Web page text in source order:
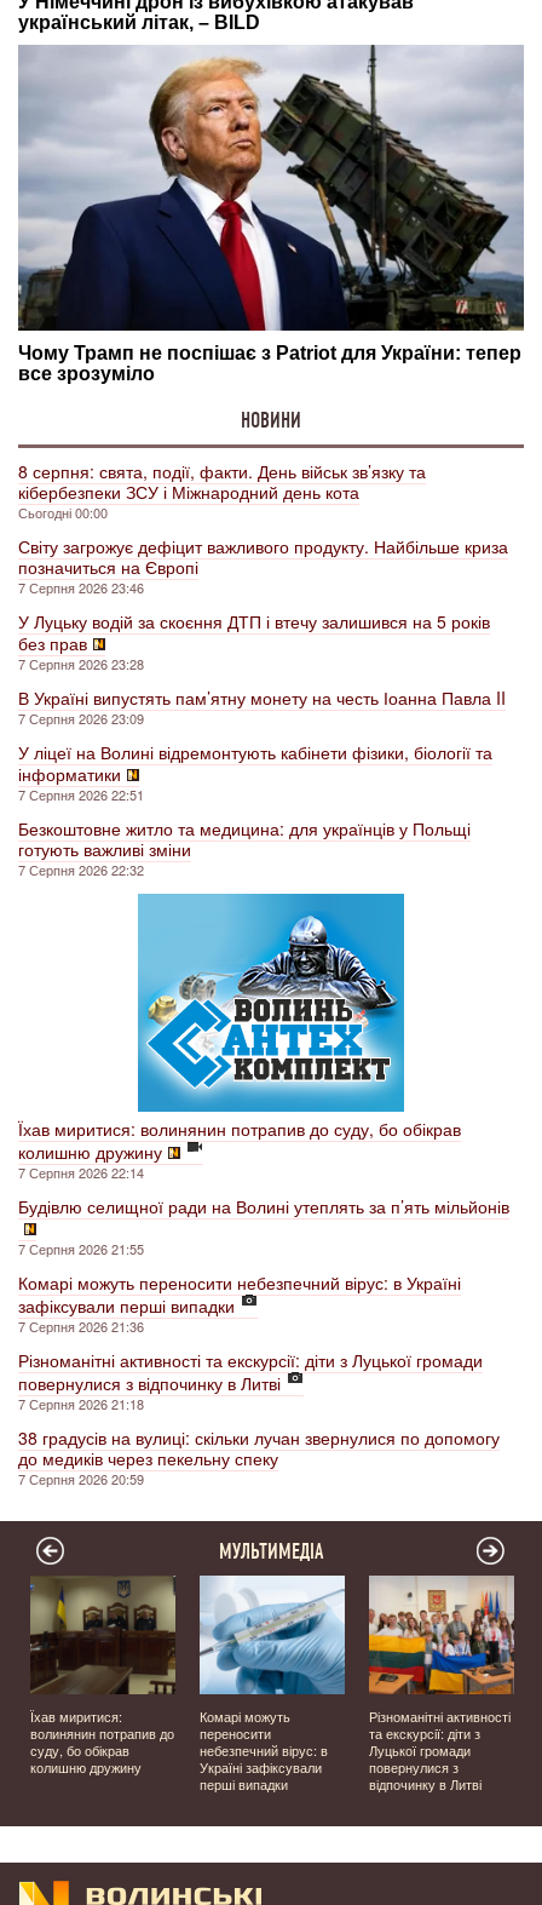
НОВИНИ
8 серпня: свята, події, факти. День військ зв’язку та
кібербезпеки ЗСУ і Міжнародний день кота
Сьогодні 00:00
Світу загрожує дефіцит важливого продукту. Найбільше криза
позначиться на Європі
7 Серпня 2026 23:46
У Луцьку водій за скоєння ДТП і втечу залишився на 5 років
без прав
7 Серпня 2026 23:28
В Україні випустять пам’ятну монету на честь Іоанна Павла II
7 Серпня 2026 23:09
У ліцеї на Волині відремонтують кабінети фізики, біології та
інформатики
7 Серпня 2026 22:51
Безкоштовне житло та медицина: для українців у Польщі
готують важливі зміни
7 Серпня 2026 22:32
Їхав миритися: волинянин потрапив до суду, бо обікрав
колишню дружину
7 Серпня 2026 22:14
Будівлю селищної ради на Волині утеплять за п’ять мільйонів
7 Серпня 2026 21:55
Комарі можуть переносити небезпечний вірус: в Україні
зафіксували перші випадки
7 Серпня 2026 21:36
Різноманітні активності та екскурсії: діти з Луцької громади
повернулися з відпочинку в Литві
7 Серпня 2026 21:18
38 градусів на вулиці: скільки лучан звернулися по допомогу
до медиків через пекельну спеку
7 Серпня 2026 20:59
МУЛЬТИМЕДІА
Їхав миритися:
волинянин потрапив до
суду, бо обікрав
колишню дружину
Комарі можуть
переносити
небезпечний вірус: в
Україні зафіксували
перші випадки
Різноманітні активності
та екскурсії: діти з
Луцької громади
повернулися з
відпочинку в Литві